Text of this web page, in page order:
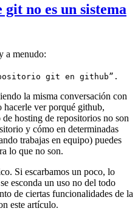
no es un sistema
a menudo:
git en github”.
la misma conversación con
hacerle ver porqué github,
hosting de repositorios no son
y cómo en determinadas
trabajas en equipo) puedes
lo que no son.
Si escarbamos un poco, lo
esconda un uso no del todo
de ciertas funcionalidades de la
este artículo.